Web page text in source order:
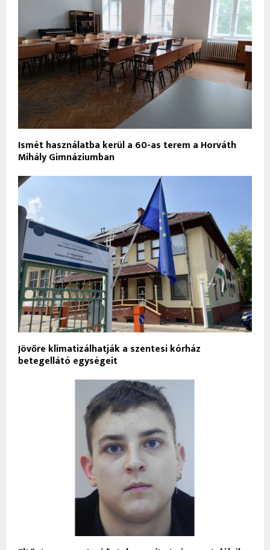
Ismét használatba kerül a 60-as terem a Horváth
Mihály Gimnáziumban
Jövőre klimatizálhatják a szentesi kórház
betegellátó egységeit